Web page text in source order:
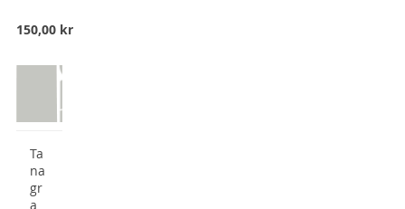
150,00 kr
Ta
na
gr
a